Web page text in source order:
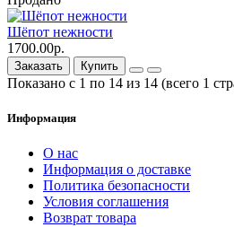
Шёпот нежности
1700.00р.
Заказать Купить
Показано с 1 по 14 из 14 (всего 1
Информация
О нас
Информация о доставке
Политика безопасности
Условия соглашения
Возврат товара